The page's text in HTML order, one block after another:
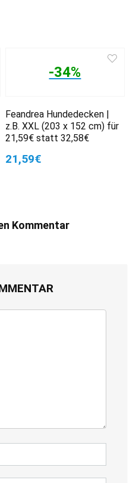
-34%
Feandrea Hundedecken |
z.B. XXL (203 x 152 cm) für
21,59€ statt 32,58€
21,59€
Kommentar